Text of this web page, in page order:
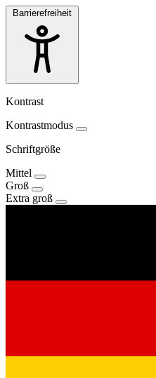
Barrierefreiheit
Kontrast
Kontrastmodus
Schriftgröße
Mittel
Groß
Extra groß